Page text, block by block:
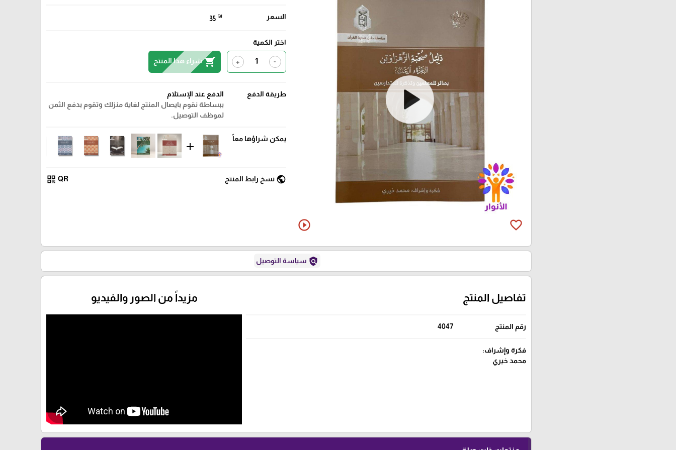
favorite_border
play_circle_outline
السعر 35 ₪
اختر الكمية
-
+
shopping_cartشراء هذا المنتج
طريقة الدفع
الدفع عند الإستلام
ببساطة نقوم بايصال المنتج لغاية منزلك وتقوم بدفع الثمن
لموظف التوصيل.
يمكن شراؤها معاً
add
public نسخ رابط المنتج QR
qr_code
policy سياسة التوصيل
تفاصيل المنتج
رقم المنتج 4047
فكرة وإشراف:
محمد خيري
مزيداً من الصور والفيديو